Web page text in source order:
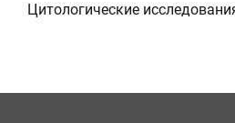
Цитологические